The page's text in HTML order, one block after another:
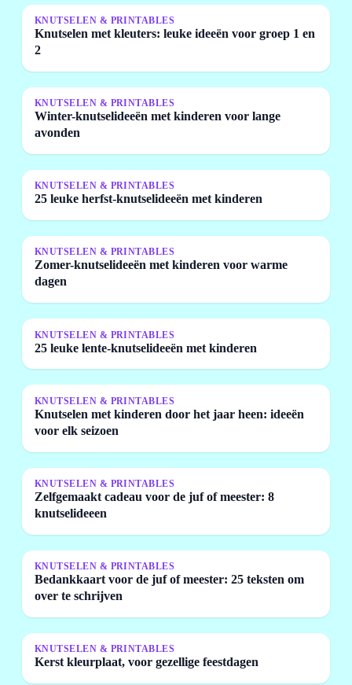
KNUTSELEN & PRINTABLES
Knutselen met kleuters: leuke ideeën voor groep 1 en
2
KNUTSELEN & PRINTABLES
Winter-knutselideeën met kinderen voor lange
avonden
KNUTSELEN & PRINTABLES
25 leuke herfst-knutselideeën met kinderen
KNUTSELEN & PRINTABLES
Zomer-knutselideeën met kinderen voor warme
dagen
KNUTSELEN & PRINTABLES
25 leuke lente-knutselideeën met kinderen
KNUTSELEN & PRINTABLES
Knutselen met kinderen door het jaar heen: ideeën
voor elk seizoen
KNUTSELEN & PRINTABLES
Zelfgemaakt cadeau voor de juf of meester: 8
knutselideeen
KNUTSELEN & PRINTABLES
Bedankkaart voor de juf of meester: 25 teksten om
over te schrijven
KNUTSELEN & PRINTABLES
Kerst kleurplaat, voor gezellige feestdagen